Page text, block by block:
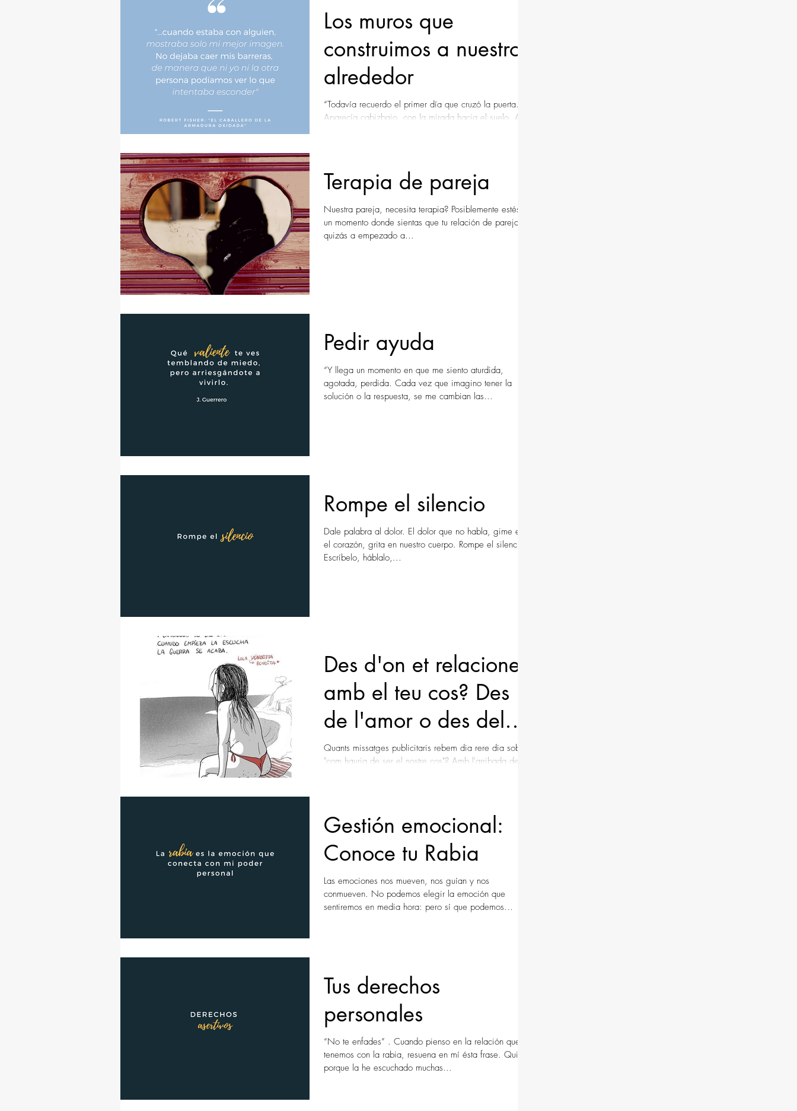
Los muros que
construimos a nuestro
alrededor
“Todavía recuerdo el primer día que cruzó la puerta.
Aparecía cabizbajo, con la mirada hacia el suelo. A
Terapia de pareja
Nuestra pareja, necesita terapia? Posiblemente estés en
un momento donde sientas que tu relación de pareja
quizás a empezado a...
Pedir ayuda
“Y llega un momento en que me siento aturdida,
agotada, perdida. Cada vez que imagino tener la
solución o la respuesta, se me cambian las...
Rompe el silencio
Dale palabra al dolor. El dolor que no habla, gime en
el corazón, grita en nuestro cuerpo. Rompe el silencio.
Escríbelo, háblalo,...
Des d'on et relaciones
amb el teu cos? Des
de l'amor o des del
rebuig?
Quants missatges publicitaris rebem dia rere dia sobre
"com hauria de ser el nostre cos"? Amb l'arribada de
Gestión emocional:
Conoce tu Rabia
Las emociones nos mueven, nos guían y nos
conmueven. No podemos elegir la emoción que
sentiremos en media hora: pero sí que podemos
Tus derechos
personales
“No te enfades” . Cuando pienso en la relación que
tenemos con la rabia, resuena en mí ésta frase. Quizá
porque la he escuchado muchas...